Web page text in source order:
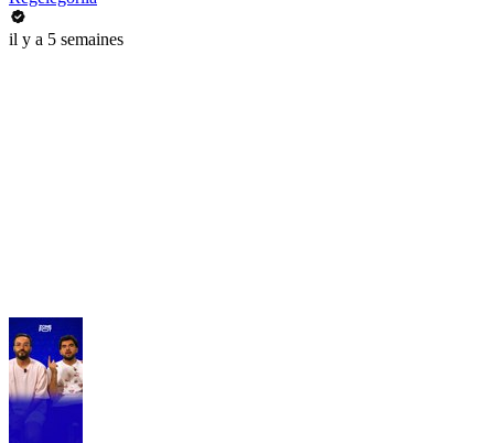
il y a 5 semaines